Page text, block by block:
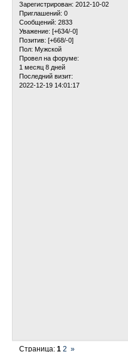
Зарегистрирован: 2012-10-02
Приглашений: 0
Сообщений: 2833
Уважение: [+634/-0]
Позитив: [+668/-0]
Пол: Мужской
Провел на форуме:
1 месяц 8 дней
Последний визит:
2022-12-19 14:01:17
Страница:1 2 »